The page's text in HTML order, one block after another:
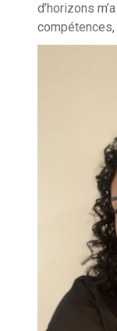
d’horizons
compétences,